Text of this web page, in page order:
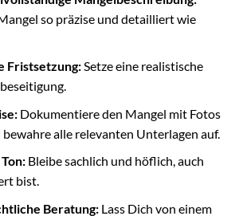
so präzise und detailliert wie
Fristsetzung:Setze eine realistische
Dokumentiere den Mangel mit Fotos
alle relevanten Unterlagen auf.
Bleibe sachlich und höflich, auch
bist.
Beratung:Lass Dich von einem